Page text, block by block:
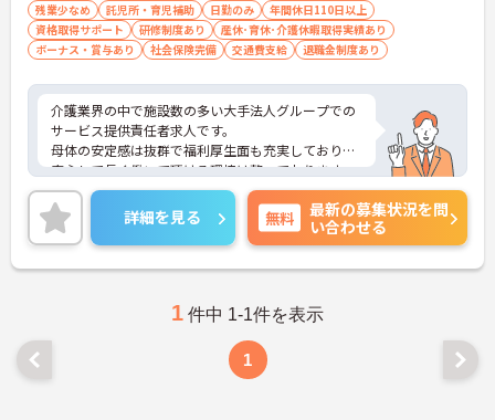
残業少なめ 託児所・育児補助 日勤のみ
年間休日110日以上
資格取得サポート
研修制度あり
産休･育休･介護休暇取得実績あり
ボーナス・賞与あり
社会保険完備 交通費支給 退職金制度あり
介護業界の中で施設数の多い大手法人グループでの
サービス提供責任者求人です。
母体の安定感は抜群で福利厚生面も充実しており、
安心して長く働いて頂ける環境は整っております。
また、頑張りがきちんと評価に繋がります。
ご興味のある方はぜひお気軽にお問い合わせくださ
い。
詳細を見る 無料
最新の募集状況を問
い合わせる
1 件中 1-1件を表示
1